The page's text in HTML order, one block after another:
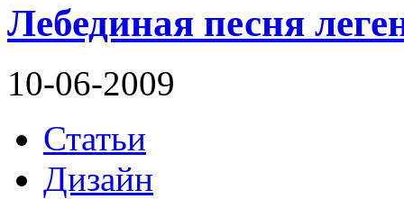
Лебединая песня
10-06-2009
Статьи
Дизайн